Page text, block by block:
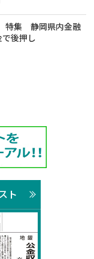
特集 静岡県内金融
後押し
ト